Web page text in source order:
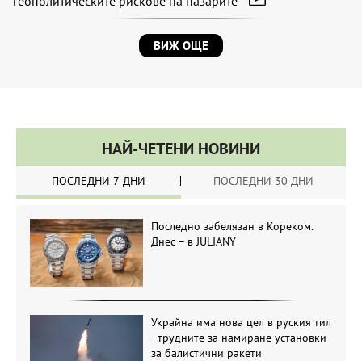
ВИЖ ОЩЕ
НАЙ-ЧЕТЕНИ НОВИНИ
ПОСЛЕДНИ 7 ДНИ ПОСЛЕДНИ 30 ДНИ
Последно забелязан в Кореком.
Днес – в JULIANY
Украйна има нова цел в руския тил
- трудните за намиране установки
за балистични ракети